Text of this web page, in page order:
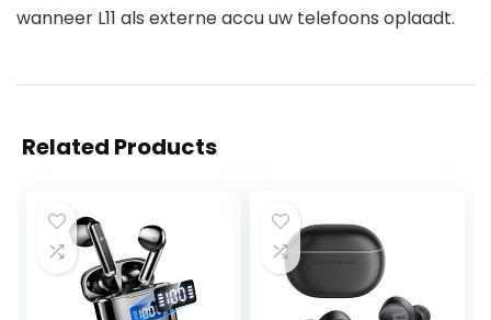
wanneer L11 als externe accu uw telefoons oplaadt.
Related Products